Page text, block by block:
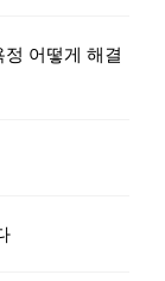
어떻게 해결